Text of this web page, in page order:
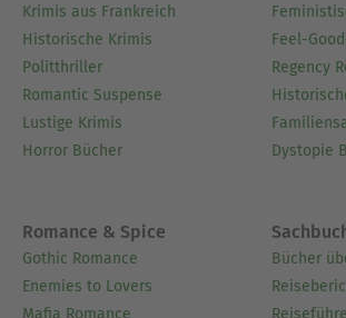
Krimis aus Frankreich
Historische Krimis
Politthriller
Romantic Suspense
Lustige Krimis
Horror Bücher
Feel-
Regency
Dystopie
Romance & Spice
Gothic Romance
Enemies to Lovers
Bücher